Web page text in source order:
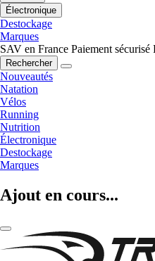
Électronique
Destockage
Marques
SAV en France Paiement sécurisé
Rechercher
Nouveautés
Natation
Vélos
Running
Nutrition
Électronique
Destockage
Marques
Ajout en cours...